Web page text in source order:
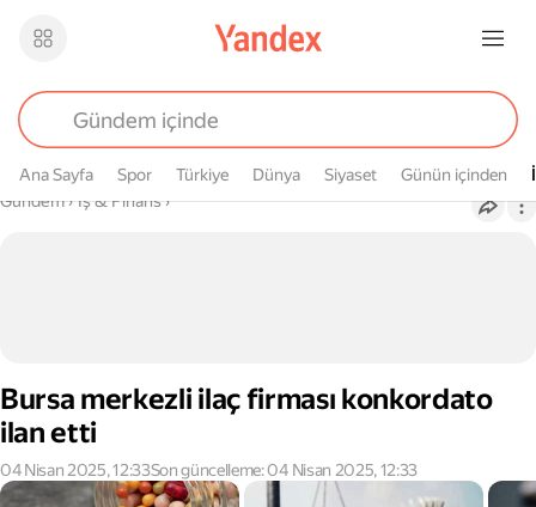
Ana Sayfa Spor Türkiye Dünya Siyaset Günün içinden
Buradasın
Gündem› İş & Finans›
Bursa merkezli ilaç firması konkordato
ilan etti
04 Nisan 2025, 12:33Son güncelleme: 04 Nisan 2025, 12:33